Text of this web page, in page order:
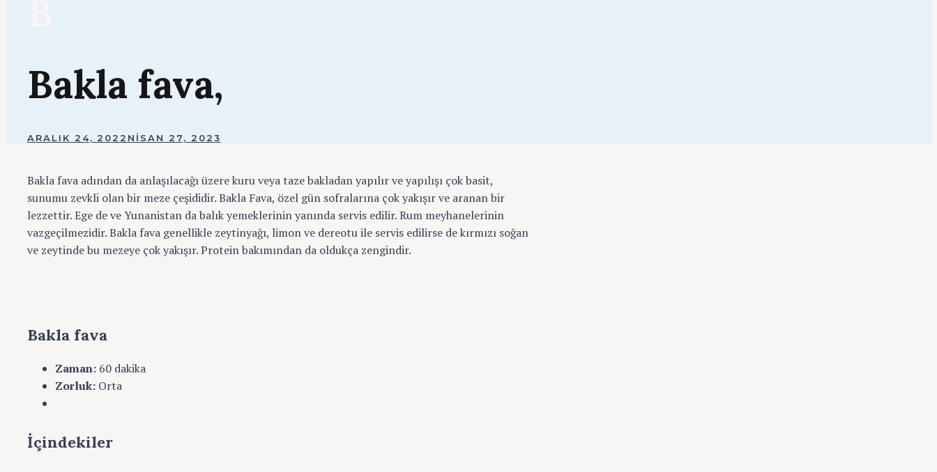
Bakla fava,
BY
ARALIK 24, 2022 NISAN 27, 2023
Bakla fava adından da anlaşılacağı üzere kuru veya taze bakladan yapılır ve yapılışı çok basit,
sunumu zevkli olan bir meze çeşididir. Bakla Fava, özel gün sofralarına çok yakışır ve aranan bir
lezzettir. Ege de ve Yunanistan da balık yemeklerinin yanında servis edilir. Rum meyhanelerinin
vazgeçilmezidir. Bakla fava genellikle zeytinyağı, limon ve dereotu ile servis edilirse de kırmızı soğan
ve zeytinde bu mezeye çok yakışır. Protein bakımından da oldukça zengindir.
Bakla fava
Zaman: 60 dakika
Zorluk: Orta
İçindekiler